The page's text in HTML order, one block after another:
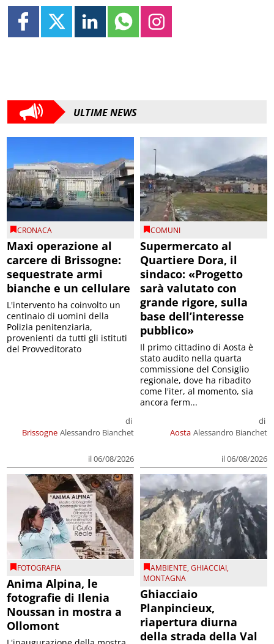
ULTIME NEWS
CRONACA
Maxi operazione al
carcere di Brissogne:
sequestrate armi
bianche e un cellulare
Brissogne
di
Alessandro Bianchet
il 06/08/2026
L'intervento ha coinvolto un
centinaio di uomini della
Polizia penitenziaria,
provenienti da tutti gli istituti
del Provveditorato
COMUNI
Supermercato al
Quartiere Dora, il
sindaco: «Progetto
sarà valutato con
grande rigore, sulla
base dell’interesse
pubblico»
Aosta
di
Alessandro Bianchet
il 06/08/2026
Il primo cittadino di Aosta è
stato audito nella quarta
commissione del Consiglio
regionale, dove ha ribadito
come l'iter, al momento, sia
ancora ferm...
FOTOGRAFIA
Anima Alpina, le
fotografie di Ilenia
Noussan in mostra a
Ollomont
AMBIENTE,GHIACCIAI,
MONTAGNA
Ghiacciaio
Planpincieux,
riapertura diurna
della strada della Val